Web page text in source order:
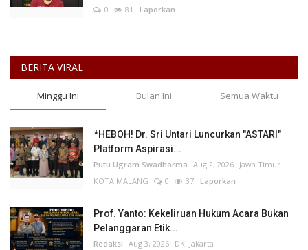
0 81 Laporkan
BERITA VIRAL
Minggu Ini Bulan Ini Semua Waktu
*HEBOH! Dr. Sri Untari Luncurkan "ASTARI"
Platform Aspirasi...
Putu Ugram Swadharma Aug 2, 2026 Jawa Timur
KOTA MALANG
0 37 Laporkan
Prof. Yanto: Kekeliruan Hukum Acara Bukan
Pelanggaran Etik...
Redaksi Aug 3, 2026 DKI Jakarta